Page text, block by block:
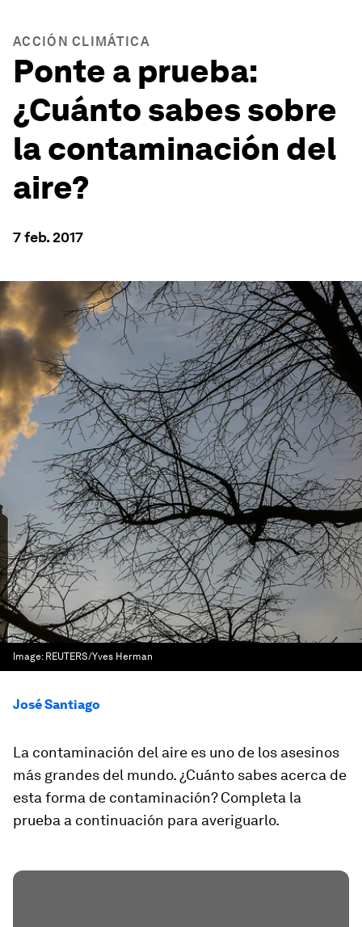
ACCIÓN CLIMÁTICA
Ponte a prueba:
¿Cuánto sabes sobre
la contaminación del
aire?
7 feb. 2017
Image: REUTERS/Yves Herman
José Santiago
La contaminación del aire es uno de los asesinos
más grandes del mundo. ¿Cuánto sabes acerca de
esta forma de contaminación? Completa la
prueba a continuación para averiguarlo.